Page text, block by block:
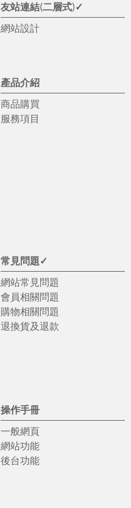
友站連結(二層式)✓
網站設計
產品介紹
商品購買
服務項目
常見問題✓
網站常見問題
會員相關問題
購物相關問題
退換貨及退款
操作手冊
一般網頁
網站功能
後台功能